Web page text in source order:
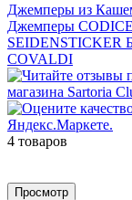
Джемперы из
Джемперы CODICE
SEIDENSTICKER
COVALDI
4 товаров
Просмотр